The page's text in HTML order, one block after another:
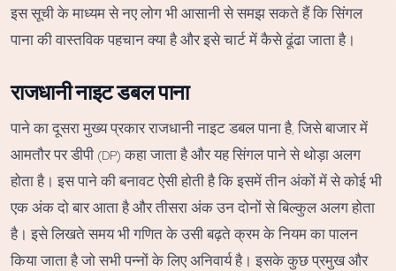
इस सूची के माध्यम से नए लोग भी आसानी से समझ सकते हैं कि सिंगल
पाना की वास्तविक पहचान क्या है और इसे चार्ट में कैसे ढूंढा जाता है।
राजधानी नाइट डबल पाना
पाने का दूसरा मुख्य प्रकार राजधानी नाइट डबल पाना है, जिसे बाजार में
आमतौर पर डीपी (DP) कहा जाता है और यह सिंगल पाने से थोड़ा अलग
होता है। इस पाने की बनावट ऐसी होती है कि इसमें तीन अंकों में से कोई भी
एक अंक दो बार आता है और तीसरा अंक उन दोनों से बिल्कुल अलग होता
है। इसे लिखते समय भी गणित के उसी बढ़ते क्रम के नियम का पालन
किया जाता है जो सभी पन्नों के लिए अनिवार्य है। इसके कुछ प्रमुख और